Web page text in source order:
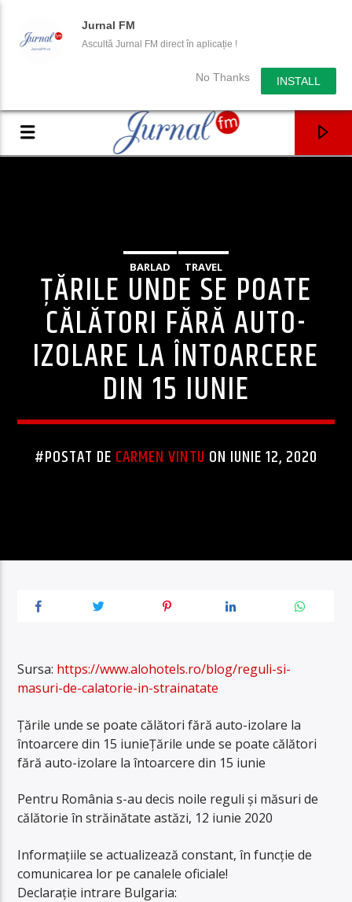
Jurnal FM
Ascultă Jurnal FM direct în aplicație !
No Thanks INSTALL
BARLAD TRAVEL
ȚĂRILE UNDE SE POATE
CĂLĂTORI FĂRĂ AUTO-
IZOLARE LA ÎNTOARCERE
DIN 15 IUNIE
#POSTAT DE CARMEN VINTU ON IUNIE 12, 2020
Sursa: https://www.alohotels.ro/blog/reguli-si-
masuri-de-calatorie-in-strainatate
Țările unde se poate călători fără auto-izolare la
întoarcere din 15 iunieȚările unde se poate călători
fără auto-izolare la întoarcere din 15 iunie
Pentru România s-au decis noile reguli și măsuri de
călătorie în străinătate astăzi, 12 iunie 2020
Informațiile se actualizează constant, în funcție de
comunicarea lor pe canalele oficiale!
Declarație intrare Bulgaria: